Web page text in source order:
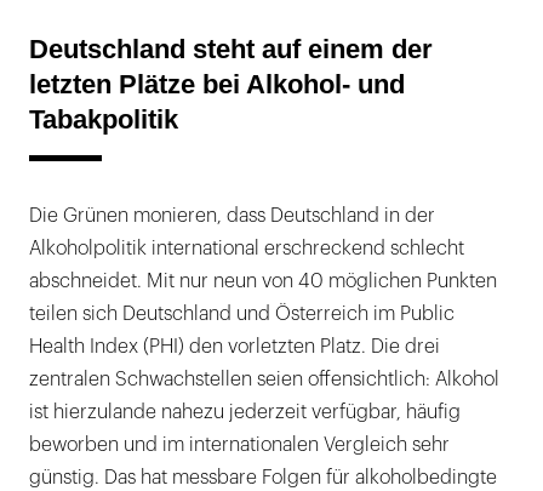
Deutschland steht auf einem der
letzten Plätze bei Alkohol- und
Tabakpolitik
Die Grünen monieren, dass Deutschland in der
Alkoholpolitik international erschreckend schlecht
abschneidet. Mit nur neun von 40 möglichen Punkten
teilen sich Deutschland und Österreich im Public
Health Index (PHI) den vorletzten Platz. Die drei
zentralen Schwachstellen seien offensichtlich: Alkohol
ist hierzulande nahezu jederzeit verfügbar, häufig
beworben und im internationalen Vergleich sehr
günstig. Das hat messbare Folgen für alkoholbedingte